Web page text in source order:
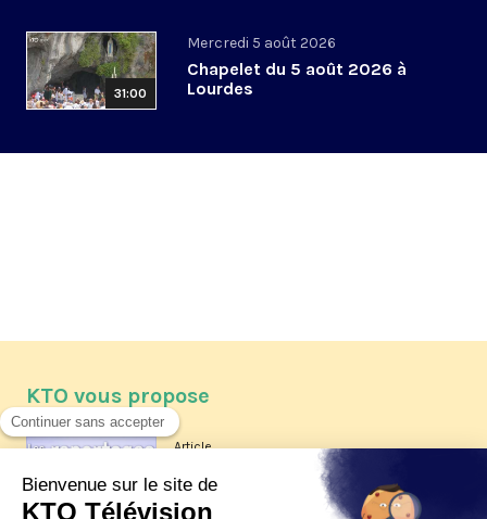
31:00
Mercredi 5 août 2026
Chapelet du 5 août 2026 à
Lourdes
KTO vous propose
Article
Les reportages d'été 2026 de KTO